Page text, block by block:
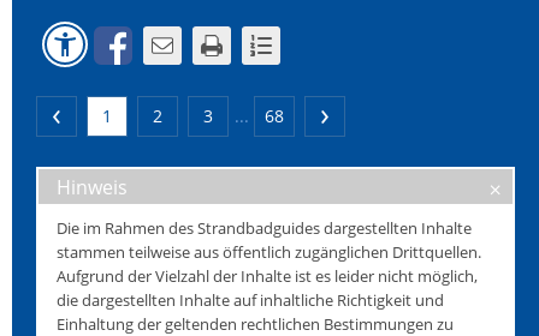
1 2 3 ... 68
Hinweis
Die im Rahmen des Strandbadguides dargestellten Inhalte
stammen teilweise aus öffentlich zugänglichen Drittquellen.
Aufgrund der Vielzahl der Inhalte ist es leider nicht möglich,
die dargestellten Inhalte auf inhaltliche Richtigkeit und
Einhaltung der geltenden rechtlichen Bestimmungen zu